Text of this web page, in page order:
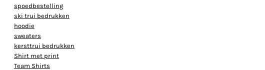
spoedbestelling
ski trui bedrukken
hoodie
sweaters
kersttrui bedrukken
Shirt met print
Team Shirts